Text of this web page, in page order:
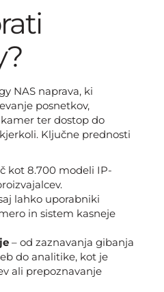
NAS naprava, ki
posnetkov,
ter dostop do
Ključne prednosti
kot 8.700 modeli IP-
lahko uporabniki
in sistem kasneje
– od zaznavanja gibanja
do analitike, kot je
ali prepoznavanje